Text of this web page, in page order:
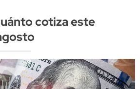
cotiza este